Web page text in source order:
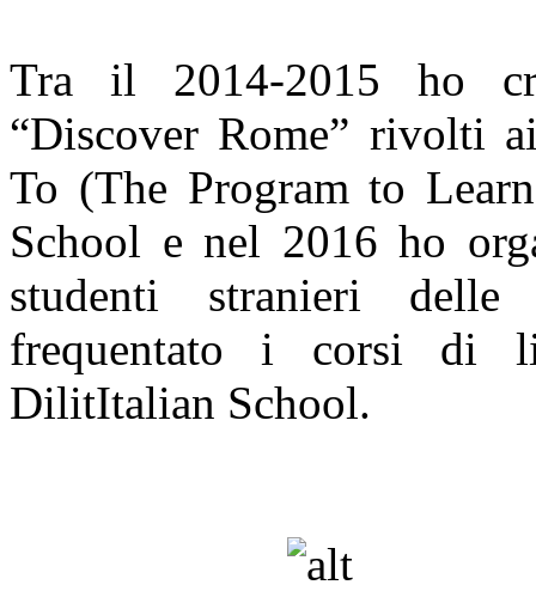
Tra il 2014-2015 ho
“Discover Rome” rivolti
To (The Program to
School e nel 2016 ho
studenti stranieri
frequentato i corsi di
DilitItalian School.